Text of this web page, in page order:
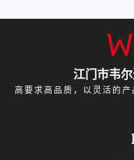
江门市韦
高要求高品质，以灵活的